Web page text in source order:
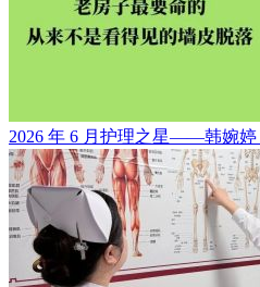
2026 年 6 月护理之星——韩婉婷